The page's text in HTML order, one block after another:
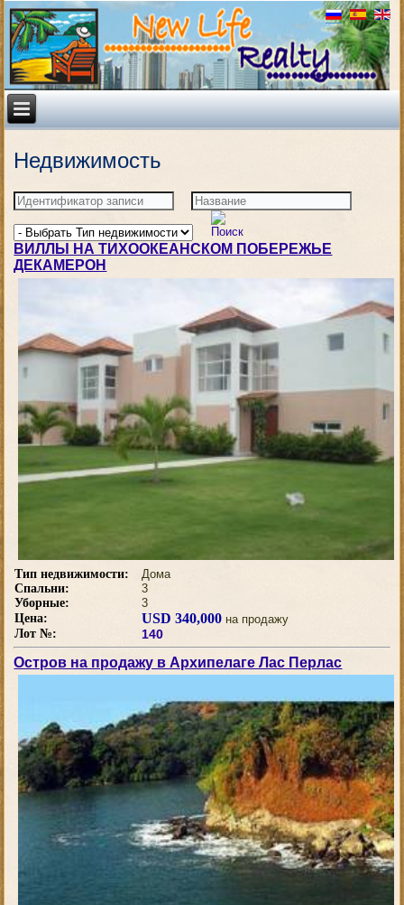
Недвижимость
ВИЛЛЫ НА ТИХООКЕАНСКОМ ПОБЕРЕЖЬЕ
ДЕКАМЕРОН
Тип недвижимости:
Дома
Спальни:
3
Уборные:
3
Цена:
USD 340,000 на продажу
Лот №:
140
Остров на продажу в Архипелаге Лас Перлас